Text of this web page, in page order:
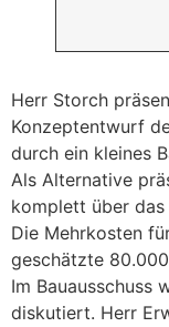
Herr Storch
Konzeptentwurf
durch ein kleines
Als Alternative
komplett über das
Die Mehrkosten
geschätzte
Im Bauausschuss
diskutiert. Herr